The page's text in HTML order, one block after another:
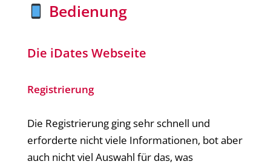
Bedienung
Die iDates Webseite
Registrierung
Die Registrierung ging sehr schnell und
erforderte nicht viele Informationen, bot aber
auch nicht viel Auswahl für das, was